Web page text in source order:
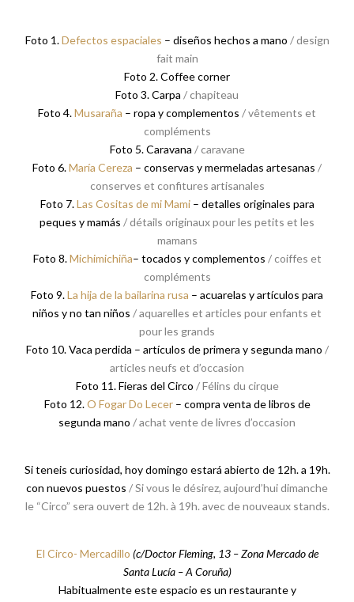
Foto 1.Defectos espaciales – diseños hechos a mano / design
fait main
Foto 2. Coffee corner
Foto 3. Carpa / chapiteau
Foto 4.Musaraña – ropa y complementos / vêtements et
compléments
Foto 5. Caravana / caravane
Foto 6.María Cereza – conservas y mermeladas artesanas /
conserves et confitures artisanales
Foto 7.Las Cositas de mi Mami– detalles originales para
peques y mamás / détails originaux pour les petits et les
mamans
Foto 8.Michimichiña– tocados y complementos / coiffes et
compléments
Foto 9.La hija de la bailarina rusa – acuarelas y artículos para
niños y no tan niños / aquarelles et articles pour enfants et
pour les grands
Foto 10. Vaca perdida – artículos de primera y segunda mano /
articles neufs et d’occasion
Foto 11. Fieras del Circo / Félins du cirque
Foto 12.O Fogar Do Lecer– compra venta de libros de
segunda mano / achat vente de livres d’occasion
Si teneis curiosidad, hoy domingo estará abierto de 12h. a 19h.
con nuevos puestos / Si vous le désirez, aujourd’hui dimanche
le “Circo” sera ouvert de 12h. à 19h. avec de nouveaux stands.
El Circo- Mercadillo (c/Doctor Fleming, 13 – Zona Mercado de
Santa Lucía – A Coruña)
Habitualmente este espacio es un restaurante y